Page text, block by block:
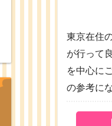
東京在住
が行って
を中心に
の参考に